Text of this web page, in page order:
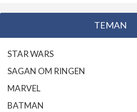
TEMAN
STAR WARS
SAGAN OM RINGEN
MARVEL
BATMAN